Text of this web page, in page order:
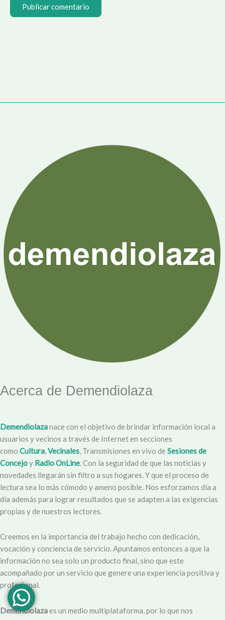
Acerca de Demendiolaza
Demendiolazanace con el objetivo de brindar información local a
usuarios y vecinos a través de Internet en secciones
como Cultura,Vecinales, Transmisiones en vivo de Sesiones de
Concejoy Radio OnLine. Con la seguridad de que las noticias y
novedades llegarán sin filtro a sus hogares. Y que el proceso de
lectura sea lo más cómodo y ameno posible. Nos esforzamos día a
día además para lograr resultados que se adapten a las exigencias
propias y de nuestros lectores.
Creemos en la importancia del trabajo hecho con dedicación,
vocación y conciencia de servicio. Apuntamos entonces a que la
información no sea solo un producto final, sino que este
acompañado por un servicio que genere una experiencia positiva y
profesional.
Demendiolazaes un medio multiplataforma, por lo que nos